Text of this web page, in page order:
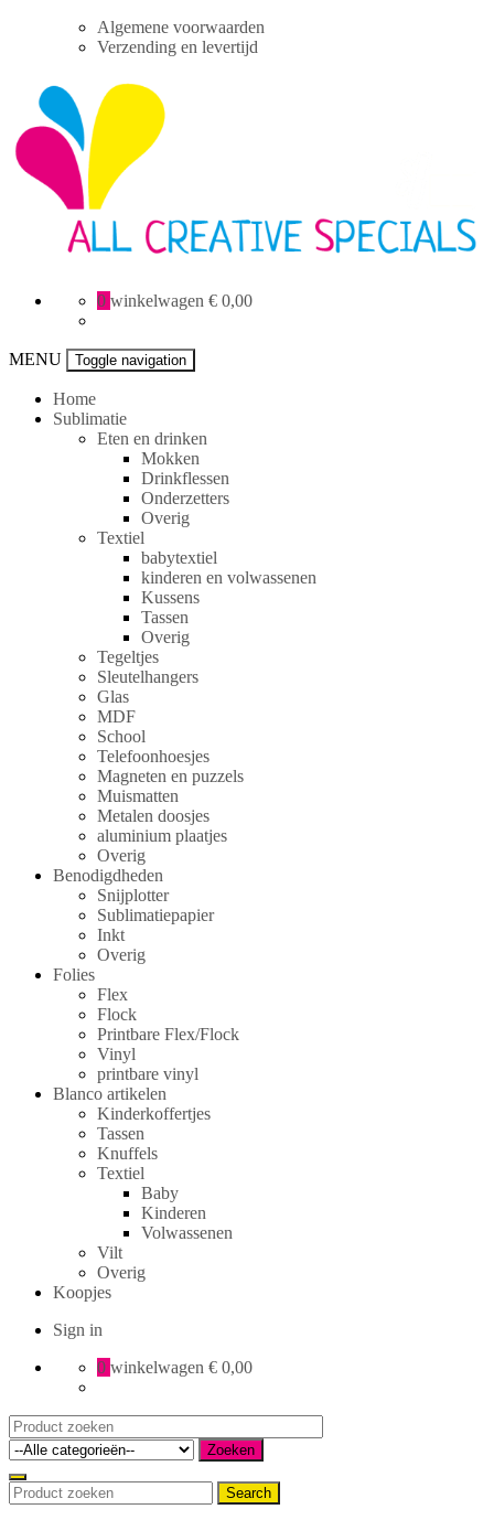
Algemene voorwaarden
Verzending en levertijd
Creative
0 winkelwagen € 0,00
MENU Toggle navigation
Home
Sublimatie
Eten en drinken
Mokken
Drinkflessen
Onderzetters
Overig
Textiel
babytextiel
kinderen en volwassenen
Kussens
Tassen
Overig
Tegeltjes
Sleutelhangers
Glas
MDF
School
Telefoonhoesjes
Magneten en puzzels
Muismatten
Metalen doosjes
aluminium plaatjes
Overig
Benodigdheden
Snijplotter
Sublimatiepapier
Inkt
Overig
Folies
Flex
Flock
Printbare Flex/Flock
Vinyl
printbare vinyl
Blanco artikelen
Kinderkoffertjes
Tassen
Knuffels
Textiel
Baby
Kinderen
Volwassenen
Vilt
Overig
Koopjes
Sign in
0 winkelwagen € 0,00
Search
for:
Zoeken
Search
for:
Search